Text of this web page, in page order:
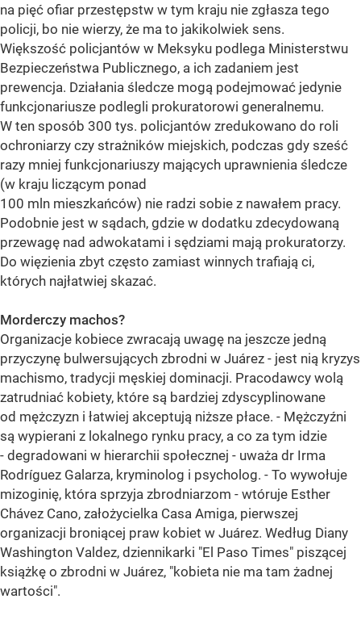
na pięć ofiar przestępstw w tym kraju nie zgłasza tego
policji, bo nie wierzy, że ma to jakikolwiek sens.
Większość policjantów w Meksyku podlega Ministerstwu
Bezpieczeństwa Publicznego, a ich zadaniem jest
prewencja. Działania śledcze mogą podejmować jedynie
funkcjonariusze podlegli prokuratorowi generalnemu.
W ten sposób 300 tys. policjantów zredukowano do roli
ochroniarzy czy strażników miejskich, podczas gdy sześć
razy mniej funkcjonariuszy mających uprawnienia śledcze
(w kraju liczącym ponad
100 mln mieszkańców) nie radzi sobie z nawałem pracy.
Podobnie jest w sądach, gdzie w dodatku zdecydowaną
przewagę nad adwokatami i sędziami mają prokuratorzy.
Do więzienia zbyt często zamiast winnych trafiają ci,
których najłatwiej skazać.
Morderczy machos?
Organizacje kobiece zwracają uwagę na jeszcze jedną
przyczynę bulwersujących zbrodni w Juárez - jest nią kryzys
machismo, tradycji męskiej dominacji. Pracodawcy wolą
zatrudniać kobiety, które są bardziej zdyscyplinowane
od mężczyzn i łatwiej akceptują niższe płace. - Mężczyźni
są wypierani z lokalnego rynku pracy, a co za tym idzie
- degradowani w hierarchii społecznej - uważa dr Irma
Rodríguez Galarza, kryminolog i psycholog. - To wywołuje
mizoginię, która sprzyja zbrodniarzom - wtóruje Esther
Chávez Cano, założycielka Casa Amiga, pierwszej
organizacji broniącej praw kobiet w Juárez. Według Diany
Washington Valdez, dziennikarki "El Paso Times" piszącej
książkę o zbrodni w Juárez, "kobieta nie ma tam żadnej
wartości".